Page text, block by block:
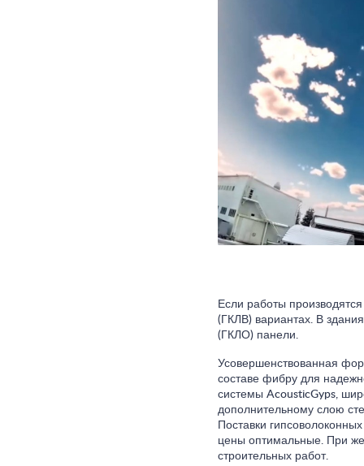
Если работы
(ГКЛВ) вариантах. В
(ГКЛО) панели.
Усовершенствованная
составе фибру для
системы AcousticGyps,
дополнительному слою
Поставки
цены оптимальные. При
строительных работ.